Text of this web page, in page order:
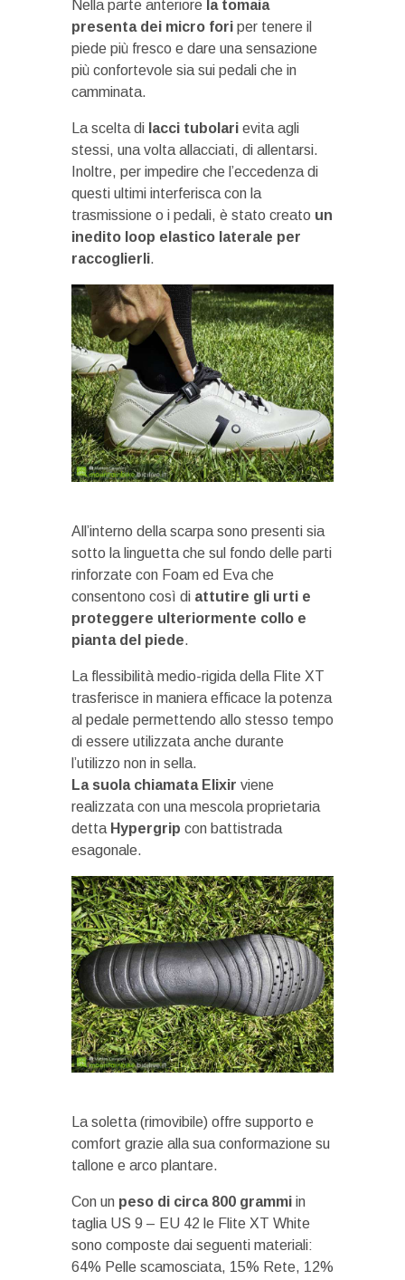
Nella parte anteriore la tomaia
presenta dei micro fori per tenere il
piede più fresco e dare una sensazione
più confortevole sia sui pedali che in
camminata.
La scelta di lacci tubolari evita agli
stessi, una volta allacciati, di allentarsi.
Inoltre, per impedire che l’eccedenza di
questi ultimi interferisca con la
trasmissione o i pedali, è stato creato un
inedito loop elastico laterale per
raccoglierli.
All’interno della scarpa sono presenti sia
sotto la linguetta che sul fondo delle parti
rinforzate con Foam ed Eva che
consentono così di attutire gli urti e
proteggere ulteriormente collo e
pianta del piede.
La flessibilità medio-rigida della Flite XT
trasferisce in maniera efficace la potenza
al pedale permettendo allo stesso tempo
di essere utilizzata anche durante
l’utilizzo non in sella.
La suola chiamata Elixir viene
realizzata con una mescola proprietaria
detta Hypergrip con battistrada
esagonale.
La soletta (rimovibile) offre supporto e
comfort grazie alla sua conformazione su
tallone e arco plantare.
Con un peso di circa 800 grammi in
taglia US 9 – EU 42 le Flite XT White
sono composte dai seguenti materiali:
64% Pelle scamosciata, 15% Rete, 12%